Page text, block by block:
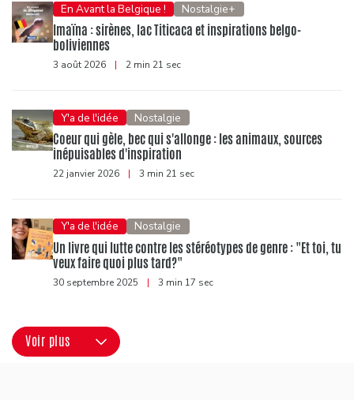
En Avant la Belgique ! Nostalgie+
Imaïna : sirènes, lac Titicaca et inspirations belgo-
boliviennes
3 août 2026 | 2 min 21 sec
Y'a de l'idée Nostalgie
Coeur qui gèle, bec qui s'allonge : les animaux, sources
inépuisables d'inspiration
22 janvier 2026 | 3 min 21 sec
Y'a de l'idée Nostalgie
Un livre qui lutte contre les stéréotypes de genre : "Et toi, tu
veux faire quoi plus tard?"
30 septembre 2025 | 3 min 17 sec
Voir plus